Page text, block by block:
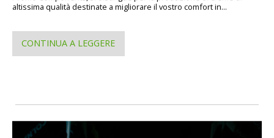
altissima qualità destinate a migliorare il vostro comfort in...
CONTINUA A LEGGERE